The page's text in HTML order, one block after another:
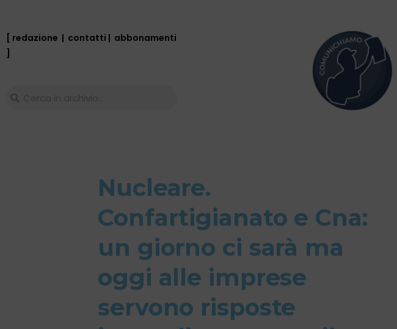
[ redazione | contatti | abbonamenti
]
Nucleare.
Confartigianato e Cna:
un giorno ci sarà ma
oggi alle imprese
servono risposte